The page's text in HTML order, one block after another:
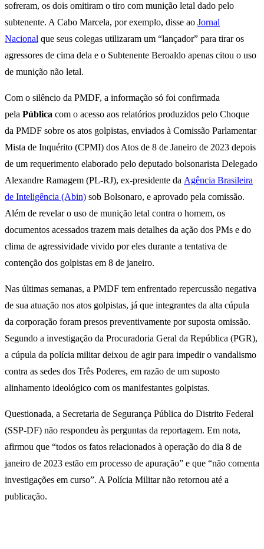
sofreram, os dois omitiram o tiro com munição letal dado pelo
subtenente. A Cabo Marcela, por exemplo, disse ao Jornal
Nacional que seus colegas utilizaram um “lançador” para tirar os
agressores de cima dela e o Subtenente Beroaldo apenas citou o uso
de munição não letal.
Com o silêncio da PMDF, a informação só foi confirmada
pela Pública com o acesso aos relatórios produzidos pelo Choque
da PMDF sobre os atos golpistas, enviados à Comissão Parlamentar
Mista de Inquérito (CPMI) dos Atos de 8 de Janeiro de 2023 depois
de um requerimento elaborado pelo deputado bolsonarista Delegado
Alexandre Ramagem (PL-RJ), ex-presidente da Agência Brasileira
de Inteligência (Abin) sob Bolsonaro, e aprovado pela comissão.
Além de revelar o uso de munição letal contra o homem, os
documentos acessados trazem mais detalhes da ação dos PMs e do
clima de agressividade vivido por eles durante a tentativa de
contenção dos golpistas em 8 de janeiro.
Nas últimas semanas, a PMDF tem enfrentado repercussão negativa
de sua atuação nos atos golpistas, já que integrantes da alta cúpula
da corporação foram presos preventivamente por suposta omissão.
Segundo a investigação da Procuradoria Geral da República (PGR),
a cúpula da polícia militar deixou de agir para impedir o vandalismo
contra as sedes dos Três Poderes, em razão de um suposto
alinhamento ideológico com os manifestantes golpistas.
Questionada, a Secretaria de Segurança Pública do Distrito Federal
(SSP-DF) não respondeu às perguntas da reportagem. Em nota,
afirmou que “todos os fatos relacionados à operação do dia 8 de
janeiro de 2023 estão em processo de apuração” e que “não comenta
investigações em curso”. A Polícia Militar não retornou até a
publicação.